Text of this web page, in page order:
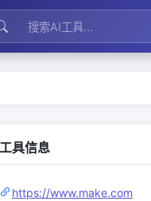
工具信息
https://www.make.com